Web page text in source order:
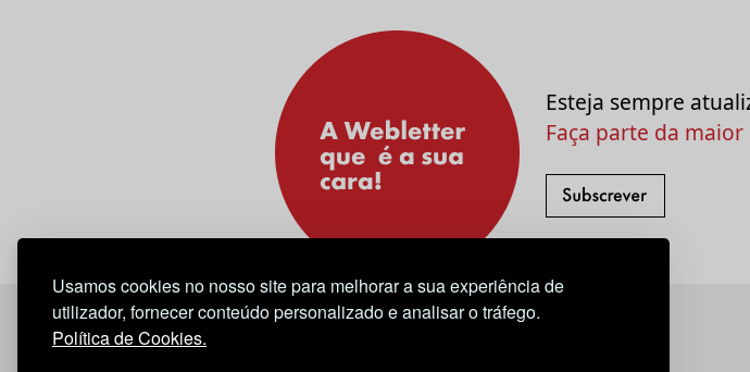
Usamos cookies no nosso site para melhorar a sua experiência de
utilizador, fornecer conteúdo personalizado e analisar o tráfego.
Política de Cookies.
Esteja sempre
Faça parte da